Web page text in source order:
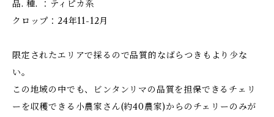
品. 種. ：ティピカ系
クロップ：24年11-12月
限定されたエリアで採るので品質的なばらつきもより少な
い。
この地域の中でも、ビンタンリマの品質を担保できるチェリ
ーを収穫できる小農家さん(約40農家)からのチェリーのみが